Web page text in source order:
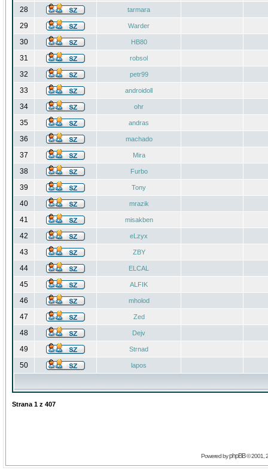
28 tarmara
29 Warder
30 HB80
31 robsol
32 petr99
33 androidoll
34 ohr
35 andras
36 machado
37 Mira
38 Furbo
39 Tony
40 mrazik
41 misakben
42 eLzyx
43 ZBY
44 ELCAL
45 ALFIK
46 mholod
47 Zed
48 Dejv
49 Strnad
50 lapos
Strana 1 z 407
Powered byphpBB© 2001,